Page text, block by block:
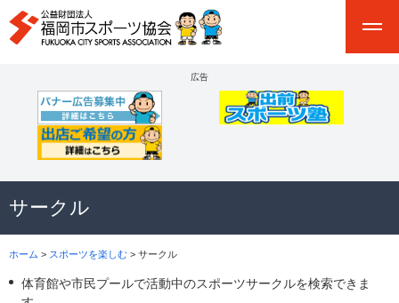
広告
サークル
ホーム > スポーツを楽しむ > サークル
体育館や市民プールで活動中のスポーツサークルを検索できま